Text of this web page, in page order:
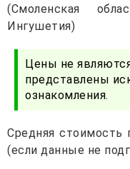
(Смоленская
Ингушетия)
Цены не
представлены
ознакомления.
Средняя
(если данные не